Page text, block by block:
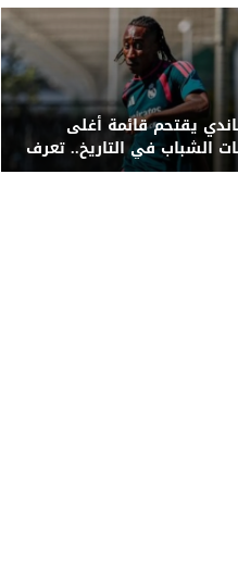
يقتحم قائمة أغلى
الشباب في التاريخ.. تعرف
الكاملة